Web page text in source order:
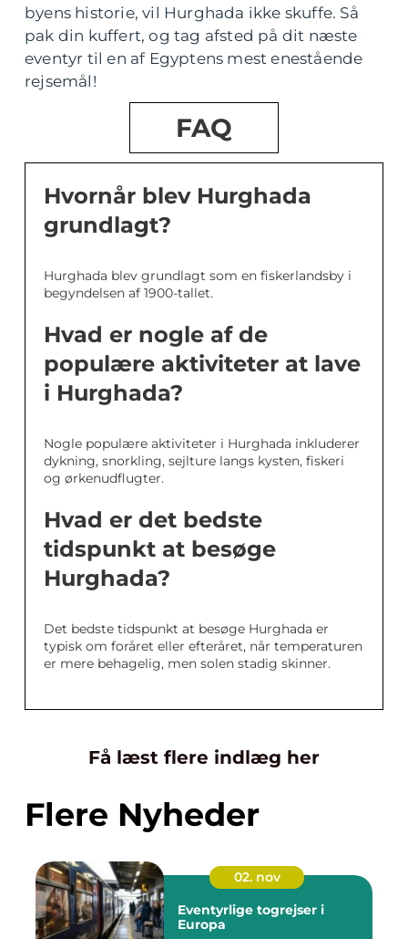
byens historie, vil Hurghada ikke skuffe. Så
pak din kuffert, og tag afsted på dit næste
eventyr til en af Egyptens mest enestående
rejsemål!
FAQ
Hvornår blev Hurghada
grundlagt?
Hurghada blev grundlagt som en fiskerlandsby i
begyndelsen af 1900-tallet.
Hvad er nogle af de
populære aktiviteter at lave
i Hurghada?
Nogle populære aktiviteter i Hurghada inkluderer
dykning, snorkling, sejlture langs kysten, fiskeri
og ørkenudflugter.
Hvad er det bedste
tidspunkt at besøge
Hurghada?
Det bedste tidspunkt at besøge Hurghada er
typisk om foråret eller efteråret, når temperaturen
er mere behagelig, men solen stadig skinner.
Få læst flere indlæg her
Flere Nyheder
02. nov
Eventyrlige togrejser i
Europa